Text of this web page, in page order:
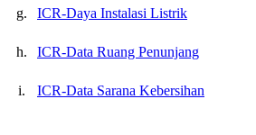
g. ICR-Daya Instalasi Listrik
h. ICR-Data Ruang Penunjang
i. ICR-Data Sarana Kebersihan